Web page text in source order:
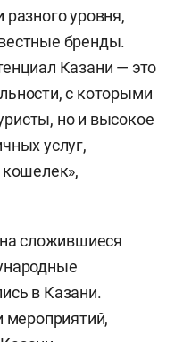
уровня,
бренды.
Казани — это
с которыми
но и высокое
услуг,
сложившиеся
в Казани.
мероприятий,